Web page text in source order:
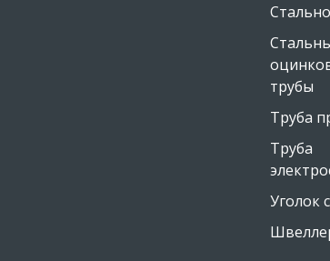
трубы
Труба
Труба
Уголок